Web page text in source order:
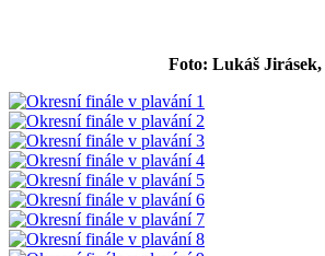
Foto: Lukáš Jirásek,